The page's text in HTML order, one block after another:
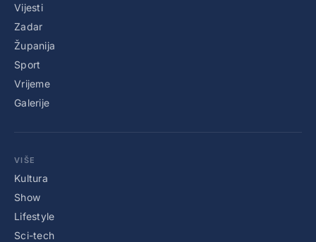
Vijesti
Zadar
Županija
Sport
Vrijeme
Galerije
VIŠE
Kultura
Show
Lifestyle
Sci-tech